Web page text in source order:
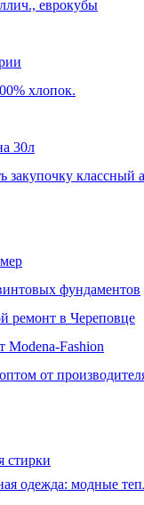
еврокубы
хлопок.
30л
закупочку классный
фундаментов
ремонт в Череповце
Fashion
от
стирки
одежда: модные